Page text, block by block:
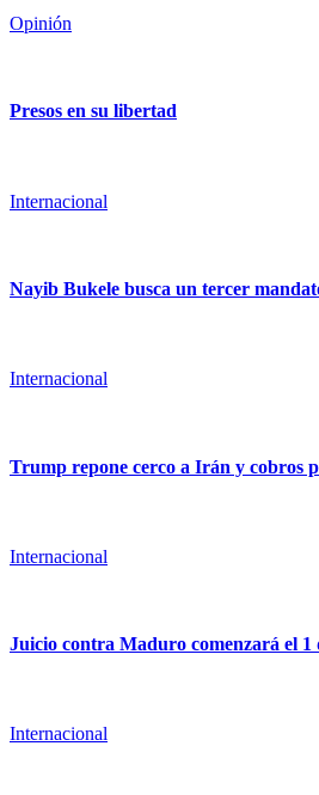
Opinión
Presos en su libertad
Internacional
Nayib Bukele busca un tercer
Internacional
Trump repone cerco a Irán y cobros
Internacional
Juicio contra Maduro comenzará el 1
Internacional